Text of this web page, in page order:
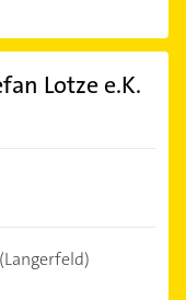
Lotze e.K.
(Langerfeld)